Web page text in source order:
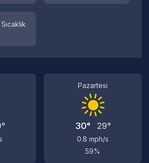
Pazartesi
30° 29°
0.8 mph/s
59%